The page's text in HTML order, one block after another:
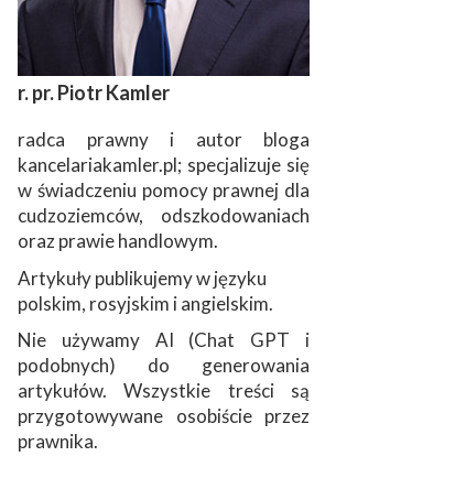
r. pr. Piotr Kamler
radca prawny i autor bloga
kancelariakamler.pl; specjalizuje się
w świadczeniu pomocy prawnej dla
cudzoziemców, odszkodowaniach
oraz prawie handlowym.
Artykuły publikujemy w języku
polskim, rosyjskim i angielskim.
Nie używamy AI (Chat GPT i
podobnych) do generowania
artykułów. Wszystkie treści są
przygotowywane osobiście przez
prawnika.